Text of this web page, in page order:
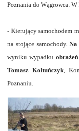
Poznania do Wągrowca.
- Kierujący samochodem
na stojące samochody. Na
wyniku wypadku
Tomasz Kołtuńczyk ,
Poznaniu.